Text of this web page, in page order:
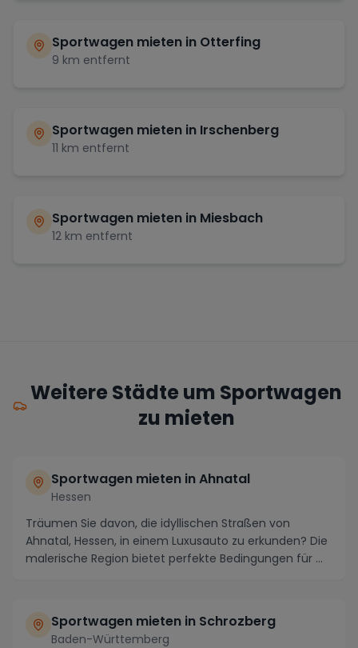
Sportwagen mieten in Otterfing
9 km entfernt
Sportwagen mieten in Irschenberg
11 km entfernt
Sportwagen mieten in Miesbach
12 km entfernt
Weitere Städte um Sportwagen
zu mieten
Sportwagen mieten in Ahnatal
Hessen
Träumen Sie davon, die idyllischen Straßen von
Ahnatal, Hessen, in einem Luxusauto zu erkunden? Die
malerische Region bietet perfekte Bedingungen für ...
Sportwagen mieten in Schrozberg
Baden-Württemberg